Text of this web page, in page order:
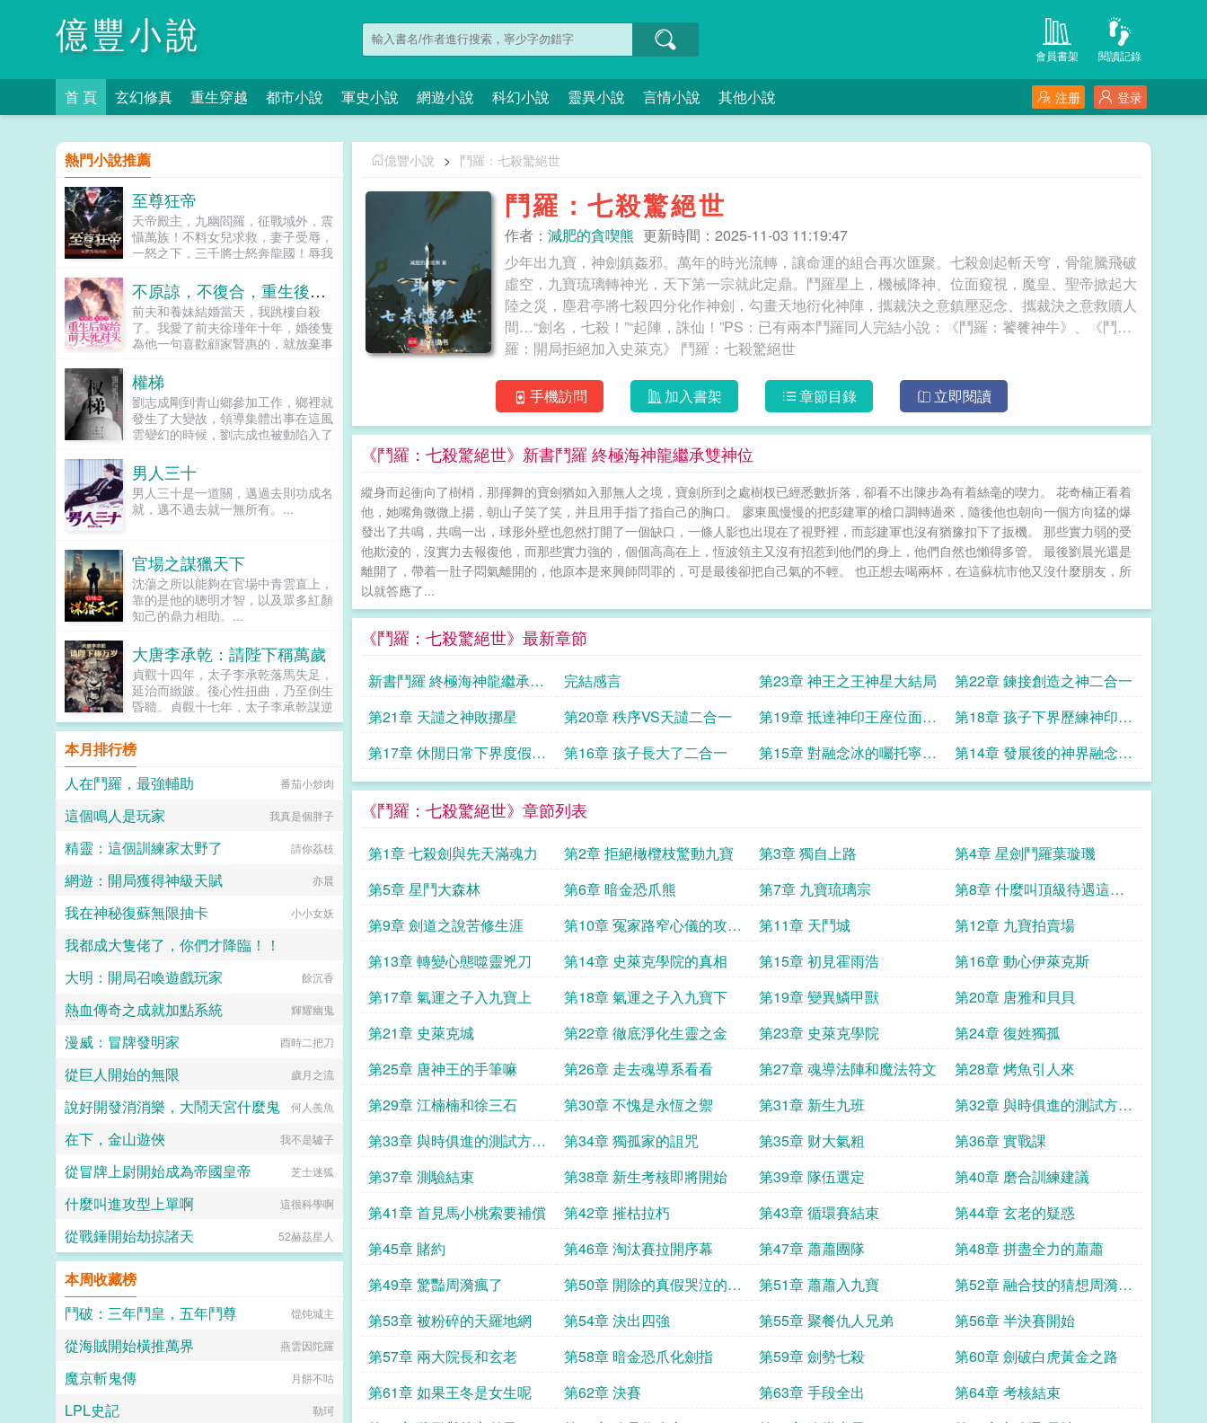
億豐小說 閱讀記錄
會員書架
首 頁 玄幻修真 重生穿越 都市小說 軍史小說 網遊小說 科幻小說 靈異小說 言情小說 其他小說 登录
注册
億豐小說 > 鬥羅：七殺驚絕世
鬥羅：七殺驚絕世
作者： 減肥的貪喫熊 更新時間：2025-11-03 11:19:47
少年出九寶，神劍鎮姦邪。萬年的時光流轉，讓命運的組合再次匯聚。七殺劍起斬天穹，骨龍騰飛破
虛空，九寶琉璃轉神光，天下第一宗就此定鼎。鬥羅星上，機械降神、位面窺視，魔皇、聖帝掀起大
陸之災，塵君亭將七殺四分化作神劍，勾畫天地衍化神陣，攜裁決之意鎮壓惡念、攜裁決之意救贖人
間…“劍名，七殺！”“起陣，誅仙！”PS：已有兩本鬥羅同人完結小說：《鬥羅：饕餮神牛》、《鬥
羅：開局拒絕加入史萊克》 鬥羅：七殺驚絕世
手機訪問 加入書架 章節目錄 立即閱讀
《鬥羅：七殺驚絕世》新書鬥羅 終極海神龍繼承雙神位
縱身而起衝向了樹梢，那揮舞的寶劍猶如入那無人之境，寶劍所到之處樹杈已經悉數折落，卻看不出陳步為有着絲毫的喫力。 花奇楠正看着
他，她嘴角微微上揚，朝山子笑了笑，并且用手指了指自己的胸口。 廖東風慢慢的把彭建軍的槍口調轉過來，隨後他也朝向一個方向猛的爆
發出了共鳴，共鳴一出，球形外壁也忽然打開了一個缺口，一條人影也出現在了視野裡，而彭建軍也沒有猶豫扣下了扳機。 那些實力弱的受
他欺淩的，沒實力去報復他，而那些實力強的，個個高高在上，恆波領主又沒有招惹到他們的身上，他們自然也懶得多管。 最後劉晨光還是
離開了，帶着一肚子悶氣離開的，他原本是來興師問罪的，可是最後卻把自己氣的不輕。 也正想去喝兩杯，在這蘇杭市他又沒什麼朋友，所
以就答應了...
《鬥羅：七殺驚絕世》最新章節
新書鬥羅 終極海神龍繼承雙
神位
完結感言 第23章 神王之王神星大結局
第22章 鍊接創造之神二合一
第21章 天譴之神敗挪星
第20章 秩序VS天譴二合一
第19章 抵達神印王座位面伊
萊克斯剝離皓月意識二合一
第18章 孩子下界歷練神印王
座位面的消息二合一
第17章 休閒日常下界度假二
合一
第16章 孩子長大了二合一
第15章 對融念冰的囑托寧天
懷孕之後塵君亭的兒子二合
第14章 發展後的神界融念冰
即將前往宇宙遊歷二合一
《鬥羅：七殺驚絕世》章節列表
第1章 七殺劍與先天滿魂力 第2章 拒絕橄欖枝驚動九寶 第3章 獨自上路
第4章 星劍鬥羅葉璇璣
第5章 星鬥大森林
第6章 暗金恐爪熊 第7章 九寶琉璃宗
第8章 什麼叫頂級待遇這就
是
第9章 劍道之說苦修生涯
第10章 冤家路窄心儀的攻擊
增幅
第11章 天鬥城
第12章 九寶拍賣場
第13章 轉變心態噬靈兇刀
第14章 史萊克學院的真相 第15章 初見霍雨浩
第16章 動心伊萊克斯
第17章 氣運之子入九寶上
第18章 氣運之子入九寶下 第19章 變異鱗甲獸
第20章 唐雅和貝貝
第21章 史萊克城
第22章 徹底淨化生靈之金 第23章 史萊克學院
第24章 復姓獨孤
第25章 唐神王的手筆嘛
第26章 走去魂導系看看 第27章 魂導法陣和魔法符文
第28章 烤魚引人來
第29章 江楠楠和徐三石
第30章 不愧是永恆之禦 第31章 新生九班
第32章 與時俱進的測試方式
上
第33章 與時俱進的測試方式
下
第34章 獨孤家的詛咒 第35章 财大氣粗
第36章 實戰課
第37章 測驗結束
第38章 新生考核即將開始 第39章 隊伍選定
第40章 磨合訓練建議
第41章 首見馬小桃索要補償
第42章 摧枯拉朽 第43章 循環賽結束
第44章 玄老的疑惑
第45章 賭約
第46章 淘汰賽拉開序幕 第47章 蕭蕭團隊
第48章 拼盡全力的蕭蕭
第49章 驚豔周漪瘋了
第50章 開除的真假哭泣的蕭
蕭
第51章 蕭蕭入九寶
第52章 融合技的猜想周漪完
了
第53章 被粉碎的天羅地網 第54章 決出四強 第55章 聚餐仇人兄弟
第56章 半決賽開始
第57章 兩大院長和玄老
第58章 暗金恐爪化劍指 第59章 劍勢七殺
第60章 劍破白虎黃金之路
第61章 如果王冬是女生呢
第62章 決賽 第63章 手段全出
第64章 考核結束
熱門小說推薦
至尊狂帝
天帝殿主，九幽閻羅，征戰域外，震
懾萬族！不料女兒求救，妻子受辱，
一怒之下，三千將士怒奔龍國！辱我
豪門顫抖，強者低頭外夷臣服... 不原諒，不復合，重生後嫁給前夫死對頭
前夫和養妹結婚當天，我跳樓自殺
了。我愛了前夫徐瑾年十年，婚後隻
為他一句喜歡顧家賢惠的，就放棄事
體弱卻努力工作的白蓮花養妹，說認
真工作的女人最美。可他忘了，我結
婚前就已經揚名國際。而我為了挽救
婚姻的種種言行，都被他認定是我心
思惡毒。甚至，他為了逼我離婚，害
我傷害白蓮花應該付出的代價！有幸
重活一世，我發誓不會再重蹈覆轍。
這個男人，我不要了。可我和他協議
離婚後，上輩子厭惡我入骨的徐瑾
撲入他的死對頭懷中。...
權梯
劉志成剛到青山鄉參加工作，鄉裡就
發生了大變故，領導集體出事在這風
雲變幻的時候，劉志成也被動陷入了
生，稍有不慎，屍骨無存為官一任，
造福一方，堅持本心，方為正道！...
男人三十
男人三十是一道關，邁過去則功成名
就，邁不過去就一無所有。...
官場之謀獵天下
沈蕩之所以能夠在官場中青雲直上，
靠的是他的聰明才智，以及眾多紅顏
知己的鼎力相助。...
大唐李承乾：請陛下稱萬歲
貞觀十四年，太子李承乾落馬失足，
延治而緻跛。後心性扭曲，乃至倒生
昏聩。貞觀十七年，太子李承乾謀逆
未遂，事情敗露，遂被廢為庶民，流
放黔州。貞觀十八年，卒於黔州。黑
暗中，李承乾緩緩的睜開了眼睛。一
個來自未來千餘年後奪舍失敗的靈
魂，不僅將他帶回到貞觀十四年落馬
後的記憶和知識。這一次，他不僅要
自己的一切全都奪回來。承乾，你在
上皇入武德殿！武德，高祖皇帝李淵
本月排行榜
人在鬥羅，最強輔助
番茄小炒肉
這個鳴人是玩家 我真是個胖子
精靈：這個訓練家太野了 請你荔枝
網遊：開局獲得神級天賦 亦晨
我在神秘復蘇無限抽卡 小小女妖
我都成大隻佬了，你們才降臨！！
努力爆更日萬
大明：開局召喚遊戲玩家 餘沉香
熱血傳奇之成就加點系統 輝耀幽鬼
漫威：冒牌發明家 酉時二把刀
從巨人開始的無限 歲月之流
說好開發消消樂，大鬧天宮什麼鬼 何人羨魚
在下，金山遊俠 我不是驢子
從冒牌上尉開始成為帝國皇帝 芝士迷狐
什麼叫進攻型上單啊 這很科學啊
從戰錘開始劫掠諸天 52赫茲星人
本周收藏榜
鬥破：三年鬥皇，五年鬥尊
馄饨城主
從海賊開始橫推萬界 燕雲因陀羅
魔京斬鬼傳 月餅不咕
LPL史記 勒珂